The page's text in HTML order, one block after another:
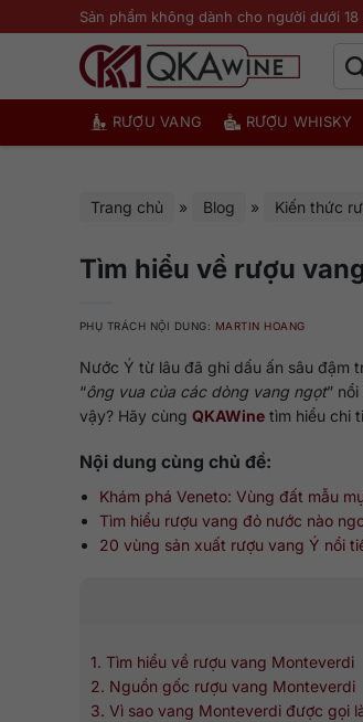
qua
Sản phẩm không dành cho người dưới
RƯỢU VANG RƯỢU WHISKY
Trang chủ » Blog » Kiến thức
Tìm hiểu về rượu
PHỤ TRÁCH NỘI DUNG: MARTIN HOANG
Nước Ý từ lâu đã ghi dấu ấn sâu đậm
“ông vua của các dòng vang ngọt”
vậy? Hãy cùng QKAWine tìm hiểu chi
Nội dung cùng chủ đề:
Khám phá Veneto: Vùng đất mẫu
Tìm hiểu rượu vang đỏ nước nào
20 vùng sản xuất rượu vang Ý nổi
1. Tìm hiểu về rượu vang Monteverdi
2. Nguồn gốc rượu vang Monteverdi
3. Vì sao vang Monteverdi được gọi